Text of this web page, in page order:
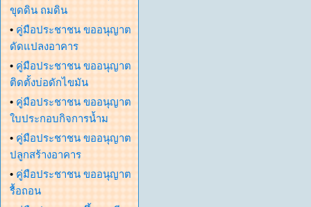
ขุดดิน ถมดิน
• คู่มือประชาชน ขออนุญาต
ดัดแปลงอาคาร
• คู่มือประชาชน ขออนุญาต
ติดตั้งบ่อดักไขมัน
• คู่มือประชาชน ขออนุญาต
ใบประกอบกิจการน้ำม
• คู่มือประชาชน ขออนุญาต
ปลูกสร้างอาคาร
• คู่มือประชาชน ขออนุญาต
รื้อถอน